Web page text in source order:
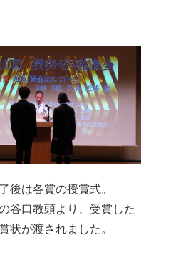
後は各賞の授賞式。
谷口教頭より、受賞した
状が渡されました。